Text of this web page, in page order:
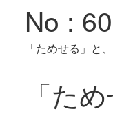
No :
「ためせる」と
「た